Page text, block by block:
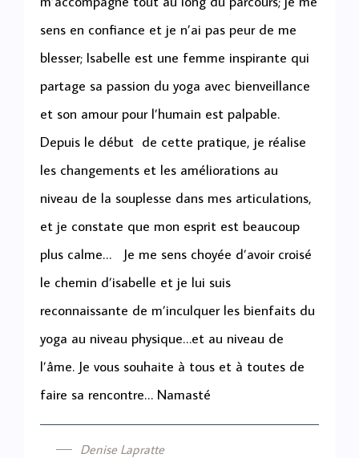
sens en confiance et je n’ai pas peur de me
blesser; Isabelle est une femme inspirante qui
partage sa passion du yoga avec bienveillance
et son amour pour l’humain est palpable.
Depuis le début de cette pratique, je réalise
les changements et les améliorations au
niveau de la souplesse dans mes articulations,
et je constate que mon esprit est beaucoup
plus calme… Je me sens choyée d’avoir croisé
le chemin d’isabelle et je lui suis
reconnaissante de m’inculquer les bienfaits du
yoga au niveau physique…et au niveau de
l’âme. Je vous souhaite à tous et à toutes de
faire sa rencontre… Namasté
Denise Lapratte